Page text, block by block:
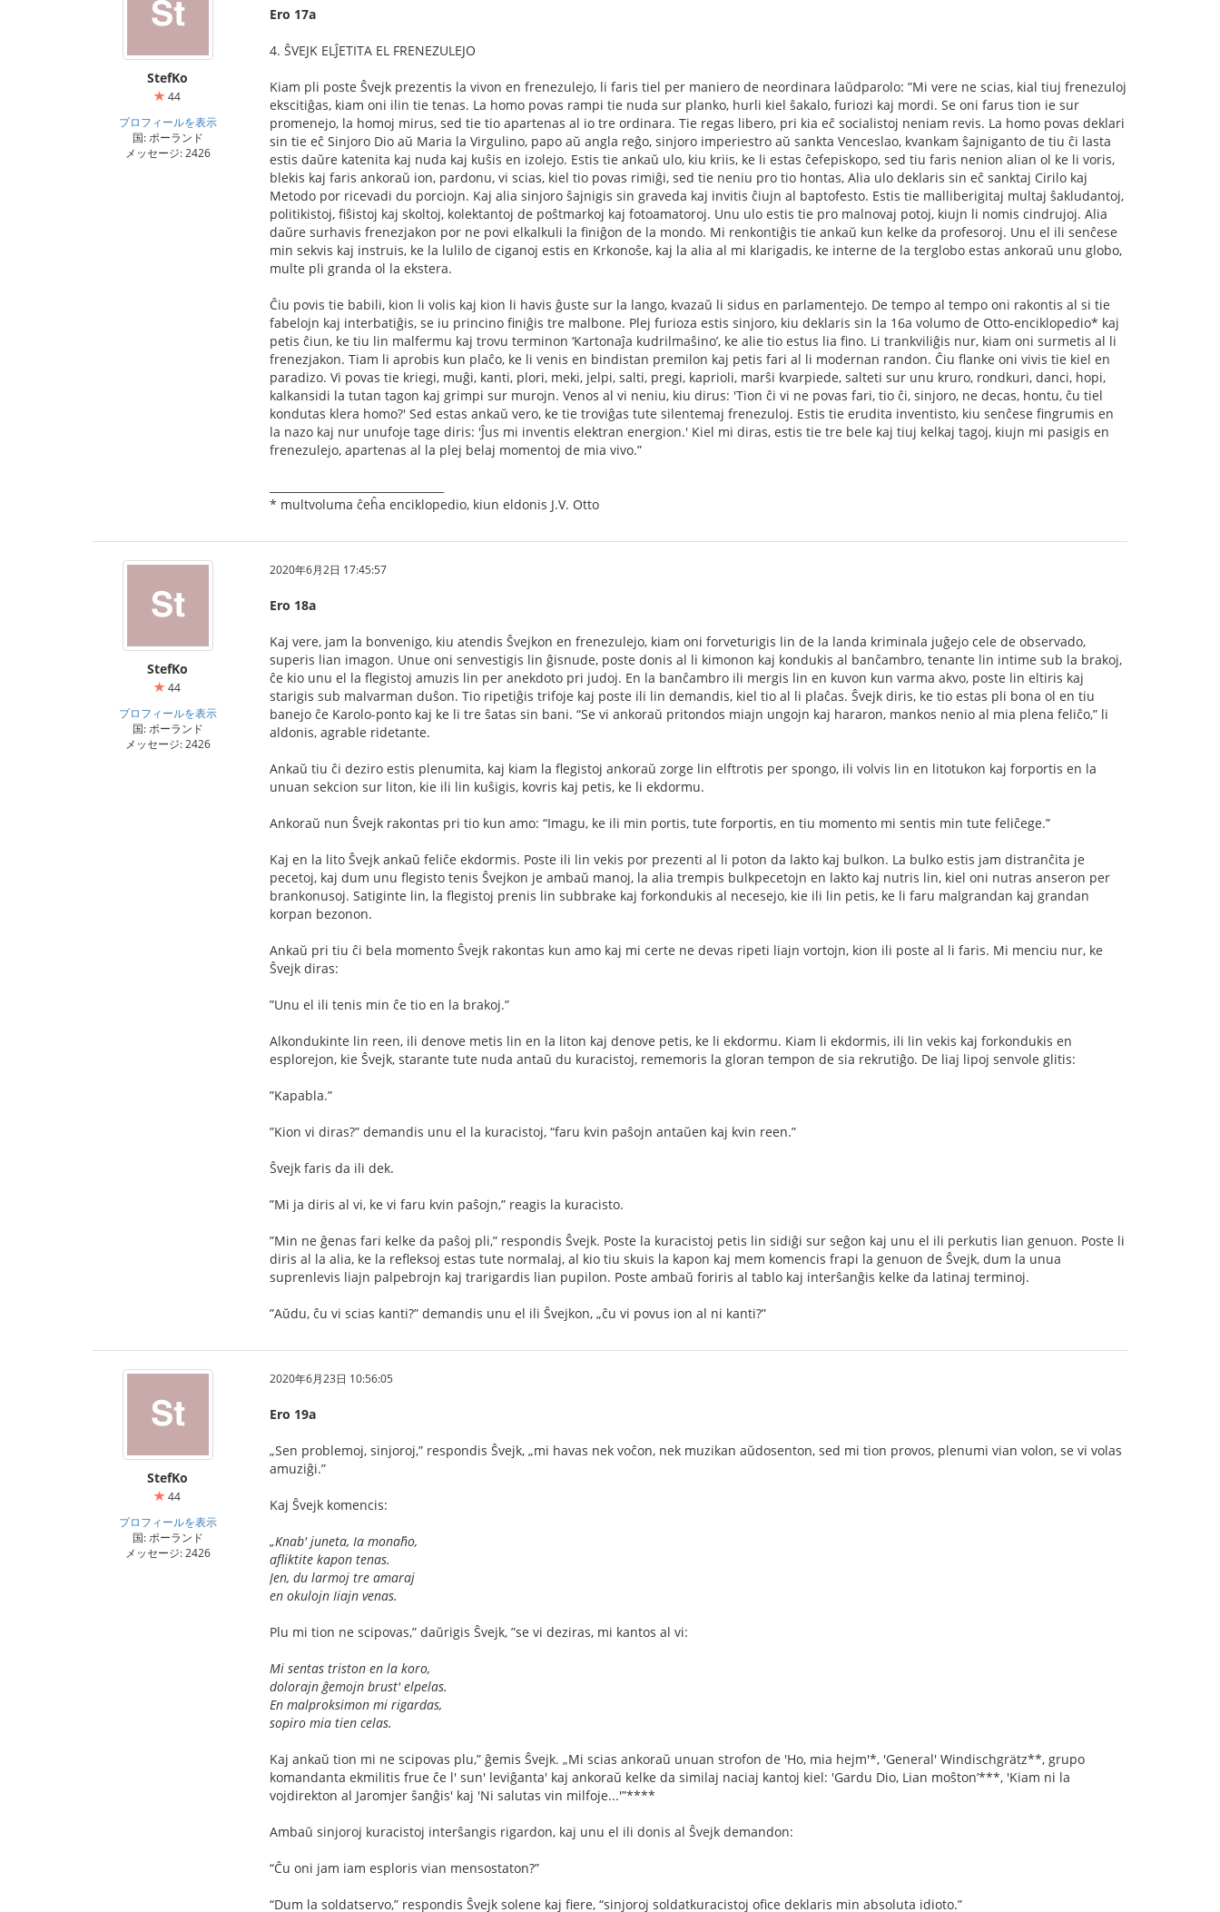
StefKo
44
プロフィールを表示
国: ポーランド
メッセージ: 2426
Ero 17a
4. ŜVEJK ELĴETITA EL FRENEZULEJO
Kiam pli poste Ŝvejk prezentis la vivon en frenezulejo, li faris tiel per maniero de neordinara laŭdparolo: ”Mi vere ne scias, kial tiuj frenezuloj
ekscitiĝas, kiam oni ilin tie tenas. La homo povas rampi tie nuda sur planko, hurli kiel ŝakalo, furiozi kaj mordi. Se oni farus tion ie sur
promenejo, la homoj mirus, sed tie tio apartenas al io tre ordinara. Tie regas libero, pri kia eĉ socialistoj neniam revis. La homo povas deklari
sin tie eĉ Sinjoro Dio aŭ Maria la Virgulino, papo aŭ angla reĝo, sinjoro imperiestro aŭ sankta Venceslao, kvankam ŝajniganto de tiu ĉi lasta
estis daŭre katenita kaj nuda kaj kuŝis en izolejo. Estis tie ankaŭ ulo, kiu kriis, ke li estas ĉefepiskopo, sed tiu faris nenion alian ol ke li voris,
blekis kaj faris ankoraŭ ion, pardonu, vi scias, kiel tio povas rimiĝi, sed tie neniu pro tio hontas, Alia ulo deklaris sin eĉ sanktaj Cirilo kaj
Metodo por ricevadi du porciojn. Kaj alia sinjoro ŝajnigis sin graveda kaj invitis ĉiujn al baptofesto. Estis tie malliberigitaj multaj ŝakludantoj,
politikistoj, ﬁŝistoj kaj skoltoj, kolektantoj de poŝtmarkoj kaj fotoamatoroj. Unu ulo estis tie pro malnovaj potoj, kiujn li nomis cindrujoj. Alia
daŭre surhavis frenezjakon por ne povi elkalkuli la ﬁniĝon de la mondo. Mi renkontiĝis tie ankaŭ kun kelke da profesoroj. Unu el ili senĉese
min sekvis kaj instruis, ke la lulilo de ciganoj estis en Krkonoŝe, kaj la alia al mi klarigadis, ke interne de la terglobo estas ankoraŭ unu globo,
multe pli granda ol la ekstera.
Ĉiu povis tie babili, kion li volis kaj kion li havis ĝuste sur la lango, kvazaŭ li sidus en parlamentejo. De tempo al tempo oni rakontis al si tie
fabelojn kaj interbatiĝis, se iu princino ﬁniĝis tre malbone. Plej furioza estis sinjoro, kiu deklaris sin la 16a volumo de Otto-enciklopedio* kaj
petis ĉiun, ke tiu lin malfermu kaj trovu terminon ‘Kartonaĵa kudrilmaŝino’, ke alie tio estus lia ﬁno. Li trankviliĝis nur, kiam oni surmetis al li
frenezjakon. Tiam li aprobis kun plaĉo, ke li venis en bindistan premilon kaj petis fari al li modernan randon. Ĉiu flanke oni vivis tie kiel en
paradizo. Vi povas tie kriegi, muĝi, kanti, plori, meki, jelpi, salti, pregi, kaprioli, marŝi kvarpiede, salteti sur unu kruro, rondkuri, danci, hopi,
kalkansidi la tutan tagon kaj grimpi sur murojn. Venos al vi neniu, kiu dirus: 'Tion ĉi vi ne povas fari, tio ĉi, sinjoro, ne decas, hontu, ĉu tiel
kondutas klera homo?' Sed estas ankaŭ vero, ke tie troviĝas tute silentemaj frenezuloj. Estis tie erudita inventisto, kiu senĉese ﬁngrumis en
la nazo kaj nur unufoje tage diris: 'Ĵus mi inventis elektran energion.' Kiel mi diras, estis tie tre bele kaj tiuj kelkaj tagoj, kiujn mi pasigis en
frenezulejo, apartenas al la plej belaj momentoj de mia vivo.”
* multvoluma ĉeĥa enciklopedio, kiun eldonis J.V. Otto
StefKo
44
プロフィールを表示
国: ポーランド
メッセージ: 2426
2020年6月2日 17:45:57
Ero 18a
Kaj vere, jam la bonvenigo, kiu atendis Ŝvejkon en frenezulejo, kiam oni forveturigis lin de la landa kriminala juĝejo cele de observado,
superis lian imagon. Unue oni senvestigis lin ĝisnude, poste donis al li kimonon kaj kondukis al banĉambro, tenante lin intime sub la brakoj,
ĉe kio unu el la ﬂegistoj amuzis lin per anekdoto pri judoj. En la banĉambro ili mergis lin en kuvon kun varma akvo, poste lin eltiris kaj
starigis sub malvarman duŝon. Tio ripetiĝis trifoje kaj poste ili lin demandis, kiel tio al li plaĉas. Ŝvejk diris, ke tio estas pli bona ol en tiu
banejo ĉe Karolo-ponto kaj ke li tre ŝatas sin bani. “Se vi ankoraŭ pritondos miajn ungojn kaj hararon, mankos nenio al mia plena feliĉo,” li
aldonis, agrable ridetante.
Ankaŭ tiu ĉi deziro estis plenumita, kaj kiam la ﬂegistoj ankoraŭ zorge lin elftrotis per spongo, ili volvis lin en litotukon kaj forportis en la
unuan sekcion sur liton, kie ili lin kuŝigis, kovris kaj petis, ke li ekdormu.
Ankoraŭ nun Ŝvejk rakontas pri tio kun amo: “Imagu, ke ili min portis, tute forportis, en tiu momento mi sentis min tute feliĉege.”
Kaj en la lito Ŝvejk ankaŭ feliĉe ekdormis. Poste ili lin vekis por prezenti al li poton da lakto kaj bulkon. La bulko estis jam distranĉita je
pecetoj, kaj dum unu ﬂegisto tenis Ŝvejkon je ambaŭ manoj, la alia trempis bulkpecetojn en lakto kaj nutris lin, kiel oni nutras anseron per
brankonusoj. Satiginte lin, la ﬂegistoj prenis lin subbrake kaj forkondukis al necesejo, kie ili lin petis, ke li faru malgrandan kaj grandan
korpan bezonon.
Ankaŭ pri tiu ĉi bela momento Ŝvejk rakontas kun amo kaj mi certe ne devas ripeti liajn vortojn, kion ili poste al li faris. Mi menciu nur, ke
Ŝvejk diras:
”Unu el ili tenis min ĉe tio en la brakoj.”
Alkondukinte lin reen, ili denove metis lin en la liton kaj denove petis, ke li ekdormu. Kiam li ekdormis, ili lin vekis kaj forkondukis en
esplorejon, kie Ŝvejk, starante tute nuda antaŭ du kuracistoj, rememoris la gloran tempon de sia rekrutiĝo. De liaj lipoj senvole glitis:
”Kapabla.”
”Kion vi diras?” demandis unu el la kuracistoj, “faru kvin paŝojn antaŭen kaj kvin reen.”
Ŝvejk faris da ili dek.
”Mi ja diris al vi, ke vi faru kvin paŝojn,” reagis la kuracisto.
”Min ne ĝenas fari kelke da paŝoj pli,” respondis Ŝvejk. Poste la kuracistoj petis lin sidiĝi sur seĝon kaj unu el ili perkutis lian genuon. Poste li
diris al la alia, ke la reﬂeksoj estas tute normalaj, al kio tiu skuis la kapon kaj mem komencis frapi la genuon de Ŝvejk, dum la unua
suprenlevis liajn palpebrojn kaj trarigardis lian pupilon. Poste ambaŭ foriris al tablo kaj interŝanĝis kelke da latinaj terminoj.
”Aŭdu, ĉu vi scias kanti?” demandis unu el ili Ŝvejkon, „ĉu vi povus ion al ni kanti?”
StefKo
44
プロフィールを表示
国: ポーランド
メッセージ: 2426
2020年6月23日 10:56:05
Ero 19a
„Sen problemoj, sinjoroj,” respondis Ŝvejk, „mi havas nek voĉon, nek muzikan aŭdosenton, sed mi tion provos, plenumi vian volon, se vi volas
amuziĝi.”
Kaj Ŝvejk komencis:
„Knab' juneta, Ia monaĥo,
aﬂiktite kapon tenas.
Jen, du larmoj tre amaraj
en okulojn Iiajn venas.
Plu mi tion ne scipovas,” daŭrigis Ŝvejk, ”se vi deziras, mi kantos al vi:
Mi sentas triston en la koro,
dolorajn ĝemojn brust' elpelas.
En malproksimon mi rigardas,
sopiro mia tien celas.
Kaj ankaŭ tion mi ne scipovas plu,” ĝemis Ŝvejk. „Mi scias ankoraŭ unuan strofon de 'Ho, mia hejm'*, 'General' Windischgrätz**, grupo
komandanta ekmilitis frue ĉe l' sun' leviĝanta' kaj ankoraŭ kelke da similaj naciaj kantoj kiel: 'Gardu Dio, Lian moŝton’***, 'Kiam ni la
vojdirekton al Jaromjer ŝanĝis' kaj 'Ni salutas vin milfoje...'”****
Ambaŭ sinjoroj kuracistoj interŝangis rigardon, kaj unu el ili donis al Ŝvejk demandon:
“Ĉu oni jam iam esploris vian mensostaton?”
“Dum la soldatservo,” respondis Ŝvejk solene kaj ﬁere, “sinjoroj soldatkuracistoj oﬁce deklaris min absoluta idioto.”